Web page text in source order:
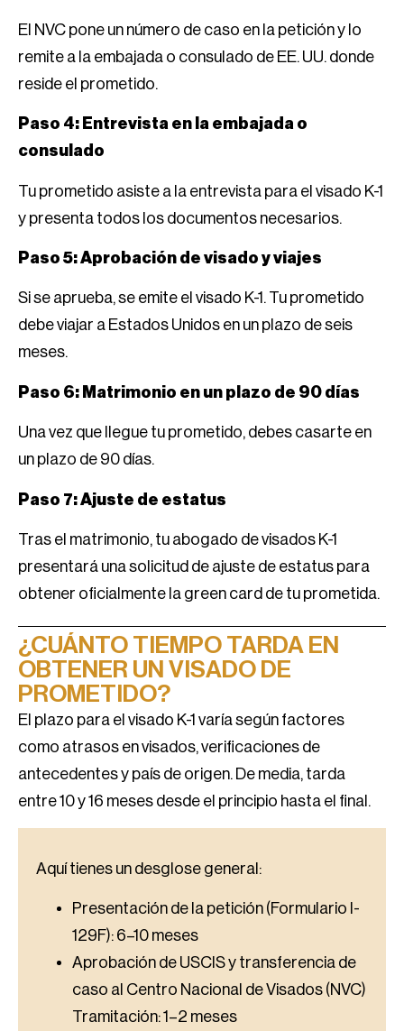
El NVC pone un número de caso en la petición y lo
remite a la embajada o consulado de EE. UU. donde
reside el prometido.
Paso 4: Entrevista en la embajada o
consulado
Tu prometido asiste a la entrevista para el visado K-1
y presenta todos los documentos necesarios.
Paso 5: Aprobación de visado y viajes
Si se aprueba, se emite el visado K-1. Tu prometido
debe viajar a Estados Unidos en un plazo de seis
meses.
Paso 6: Matrimonio en un plazo de 90 días
Una vez que llegue tu prometido, debes casarte en
un plazo de 90 días.
Paso 7: Ajuste de estatus
Tras el matrimonio, tu abogado de visados K-1
presentará una solicitud de ajuste de estatus para
obtener oficialmente la green card de tu prometida.
¿CUÁNTO TIEMPO TARDA EN
OBTENER UN VISADO DE
PROMETIDO?
El plazo para el visado K-1 varía según factores
como atrasos en visados, verificaciones de
antecedentes y país de origen. De media, tarda
entre 10 y 16 meses desde el principio hasta el final.
Aquí tienes un desglose general:
Presentación de la petición (Formulario I-
129F): 6–10 meses
Aprobación de USCIS y transferencia de
caso al Centro Nacional de Visados (NVC)
Tramitación: 1–2 meses